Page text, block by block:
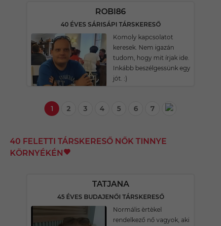
ROBI86
40 ÉVES SÁRISÁPI TÁRSKERESŐ
Komoly kapcsolatot
keresek. Nem igazán
tudom, hogy mit írjak ide.
Inkább beszélgessünk egy
jót. :)
1 2 3 4 5 6 7
40 FELETTI TÁRSKERESŐ NŐK TINNYE
KÖRNYÉKÉN
TATJANA
45 ÉVES BUDAJENŐI TÁRSKERESŐ
Normális èrtèkel
rendelkező nő vagyok, aki